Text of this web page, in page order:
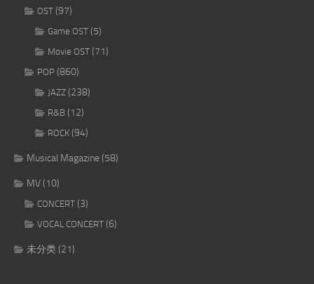
OST (97)
Game OST (5)
Movie OST (71)
POP (860)
JAZZ (238)
R&B (12)
ROCK (94)
Musical Magazine(58)
MV(10)
CONCERT (3)
VOCAL CONCERT (6)
未分类(21)